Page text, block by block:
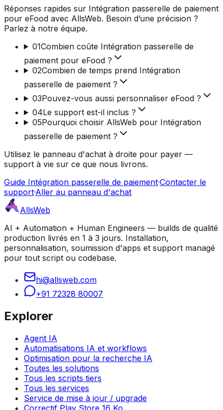
Réponses rapides sur Intégration passerelle de paiement
pour eFood avec AllsWeb. Besoin d’une précision ?
Parlez à notre équipe.
01Combien coûte Intégration passerelle de
paiement pour eFood ?
02Combien de temps prend Intégration
passerelle de paiement ?
03Pouvez-vous aussi personnaliser eFood ?
04Le support est-il inclus ?
05Pourquoi choisir AllsWeb pour Intégration
passerelle de paiement ?
Utilisez le panneau d'achat à droite pour payer —
support à vie sur ce que nous livrons.
Guide Intégration passerelle de paiement·Contacter le
support·Aller au panneau d'achat
AllsWeb
AI + Automation + Human Engineers — builds de qualité
production livrés en 1 à 3 jours. Installation,
personnalisation, soumission d'apps et support managé
pour tout script ou codebase.
hi@allsweb.com
+91 72328 80007
Explorer
Agent IA
Automatisations IA et workflows
Optimisation pour la recherche IA
Toutes les solutions
Tous les scripts tiers
Tous les services
Service de mise à jour / upgrade
Correctif Play Store 16 Ko